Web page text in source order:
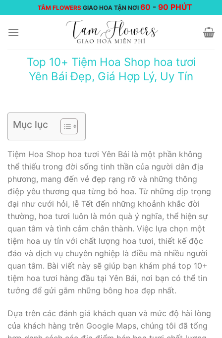
đến
nội
TÂM FLOWERS GIAO HOA TẬN NƠI 60 -90 PHÚT
Top 10+ Tiệm Hoa Shop hoa tươi
Yên Bái Đẹp, Giá Hợp Lý, Uy Tín
Mục lục
Tiệm Hoa Shop hoa tươi Yên Bái là một phần không
thể thiếu trong đời sống tinh thần của người dân địa
phương, mang đến vẻ đẹp rạng rỡ và những thông
điệp yêu thương qua từng bó hoa. Từ những dịp trọng
đại như cưới hỏi, lễ Tết đến những khoảnh khắc đời
thường, hoa tươi luôn là món quà ý nghĩa, thể hiện sự
quan tâm và tình cảm chân thành. Việc lựa chọn một
tiệm hoa uy tín với chất lượng hoa tươi, thiết kế độc
đáo và dịch vụ chuyên nghiệp là điều mà nhiều người
quan tâm. Bài viết này sẽ giúp bạn khám phá top 10+
tiệm hoa tươi hàng đầu tại Yên Bái, nơi bạn có thể tin
tưởng để gửi gắm những bông hoa đẹp nhất.
Dựa trên các đánh giá khách quan và mức độ hài lòng
của khách hàng trên Google Maps, chúng tôi đã tổng